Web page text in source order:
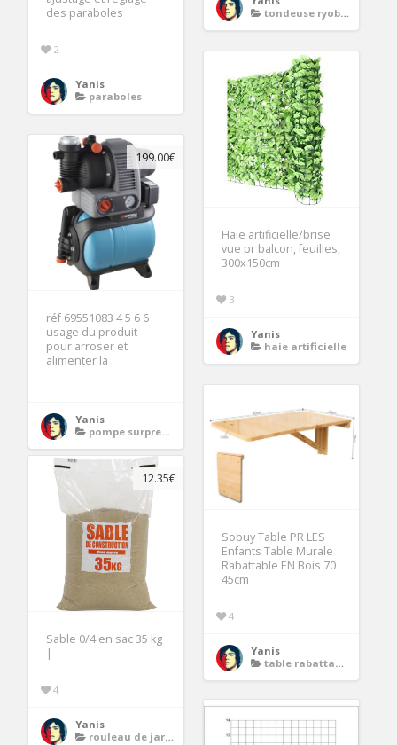
tondeuse ryobi sans fil
des paraboles
2
Yanis
paraboles
Haie artificielle/brise
vue pr balcon, feuilles,
300x150cm
3
Yanis
haie artificielle
199.00€
réf 69551083 4 5 6 6
usage du produit
pour arroser et
alimenter la
Yanis
pompe surpresseur
Sobuy Table PR LES
Enfants Table Murale
Rabattable EN Bois 70
45cm
4
Yanis
table rabattable murale
12.35€
Sable 0/4 en sac 35 kg
|
4
Yanis
rouleau de jardin